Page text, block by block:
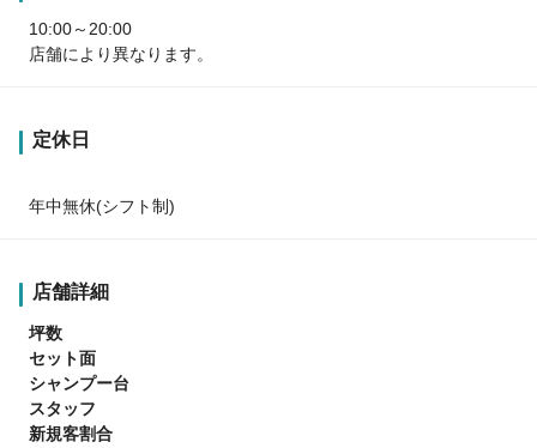
10:00～20:00
店舗により異なります。
定休日
年中無休(シフト制)
店舗詳細
坪数
セット面
シャンプー台
スタッフ
新規客割合